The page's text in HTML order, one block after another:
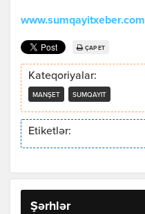
www.sumqayitxeber.com
ÇAP ET
Kateqoriyalar:
MANŞET SUMQAYIT
Etiketlər:
Şərhlər